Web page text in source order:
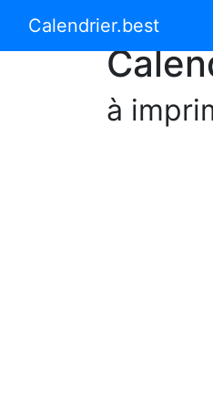
Calendrier.best
Calendrier
à